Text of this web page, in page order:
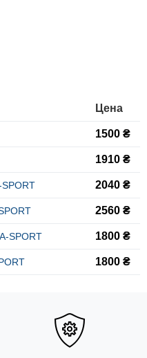
Цена
1500 ₴
1910 ₴
SPORT 2040 ₴
2560 ₴
SPORT 1800 ₴
1800 ₴